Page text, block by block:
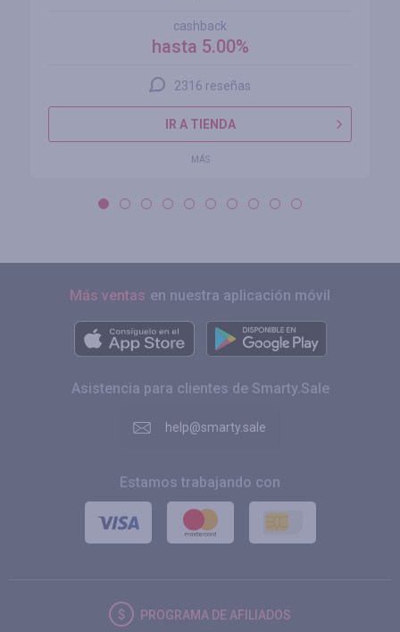
cashback
hasta 5.00%
2316 reseñas
IR A TIENDA
MÁS
Más ventas en nuestra aplicación móvil
Asistencia para clientes de Smarty.Sale
help@smarty.sale
Estamos trabajando con
PROGRAMA DE AFILIADOS